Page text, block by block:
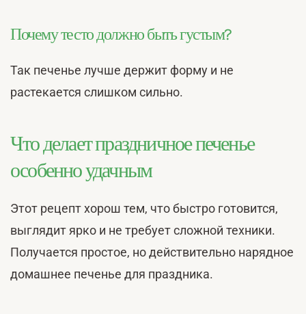
Почему тесто должно быть густым?
Так печенье лучше держит форму и не
растекается слишком сильно.
Что делает праздничное печенье
особенно удачным
Этот рецепт хорош тем, что быстро готовится,
выглядит ярко и не требует сложной техники.
Получается простое, но действительно нарядное
домашнее печенье для праздника.